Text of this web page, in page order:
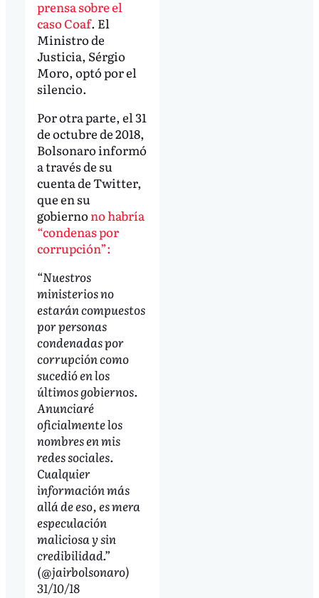
prensa sobre el
caso Coaf. El
Ministro de
Justicia, Sérgio
Moro, optó por el
silencio.
Por otra parte, el 31
de octubre de 2018,
Bolsonaro informó
a través de su
cuenta de Twitter,
que en su
gobierno no habría
“condenas por
corrupción”:
“Nuestros
ministerios no
estarán compuestos
por personas
condenadas por
corrupción como
sucedió en los
últimos gobiernos.
Anunciaré
oficialmente los
nombres en mis
redes sociales.
Cualquier
información más
allá de eso, es mera
especulación
maliciosa y sin
credibilidad.”
(@jairbolsonaro)
31/10/18